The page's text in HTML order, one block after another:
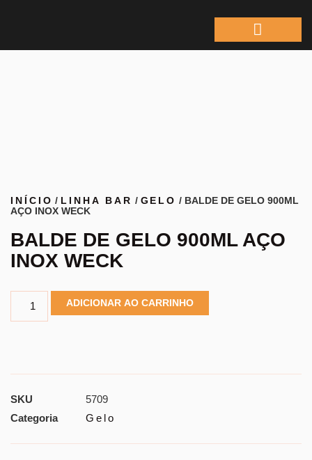
INÍCIO / LINHA BAR / GELO / BALDE DE GELO 900ML
AÇO INOX WECK
BALDE DE GELO 900ML AÇO
INOX WECK
ADICIONAR AO CARRINHO
SKU
5709
Categoria
Gelo